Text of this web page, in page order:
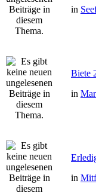
in
Biete
in
in